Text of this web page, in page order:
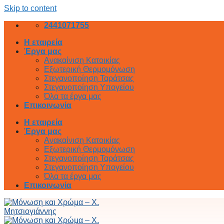
Skip to content
2441071755
Η εταιρεία
Έργα μας
Ανακαίνιση Κατοικίας
Εξωτερική Θερμομόνωση
Στεγανοποίηση Ταράτσας
Στεγανοποίηση Υπογείου
Όλα τα έργα μας
Επικοινωνία
Η εταιρεία
Έργα μας
Ανακαίνιση Κατοικίας
Εξωτερική Θερμομόνωση
Στεγανοποίηση Ταράτσας
Στεγανοποίηση Υπογείου
Όλα τα έργα μας
Επικοινωνία